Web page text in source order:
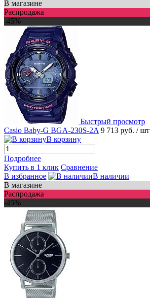
В магазине
Распродажа
-45%
Быстрый просмотр
Casio Baby-G BGA-230S-2A 9 713 руб. / шт
В корзину
Подробнее
Купить в 1 клик Сравнение
В избранное
В наличии
В магазине
Распродажа
-45%